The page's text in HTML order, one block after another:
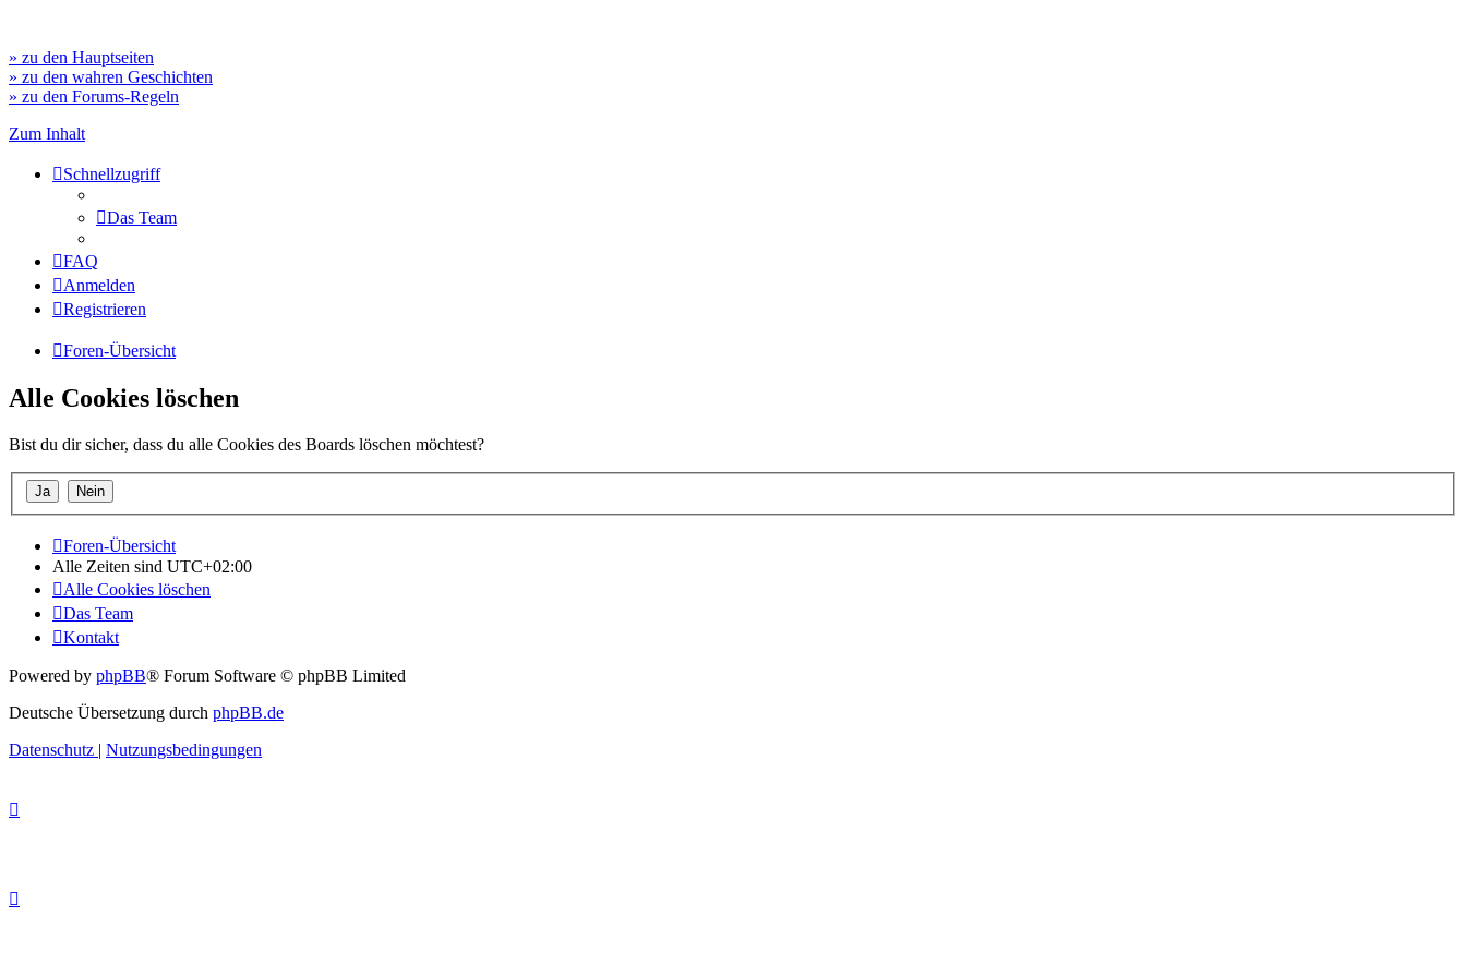
» zu den Hauptseiten
» zu den wahren Geschichten
» zu den Forums-Regeln
Zum Inhalt
Schnellzugriff
Das Team
FAQ
Anmelden
Registrieren
Foren-Übersicht
Alle Cookies löschen
Bist du dir sicher, dass du alle Cookies des Boards löschen möchtest?
Foren-Übersicht
Alle Zeiten sind UTC+02:00
Alle Cookies löschen
Das Team
Kontakt
Powered by phpBB® Forum Software © phpBB Limited
Deutsche Übersetzung durch phpBB.de
Datenschutz | Nutzungsbedingungen